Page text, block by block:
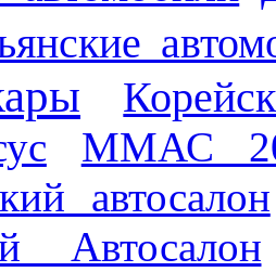
ММАС
автосалон
Автосалон